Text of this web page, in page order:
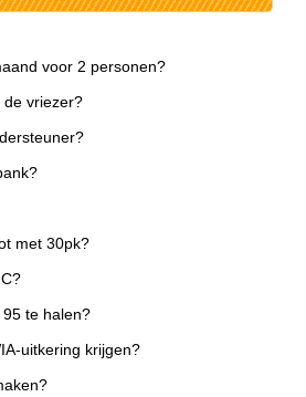
voor 2 personen?
de vriezer?
met 30pk?
te halen?
uitkering krijgen?